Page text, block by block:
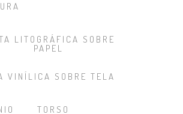
LITOGRÁFICA SOBRE
PAPEL
VINÍLICA SOBRE TELA
TORSO